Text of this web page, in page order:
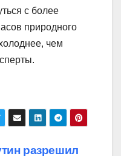
с более
природного
чем
разрешил